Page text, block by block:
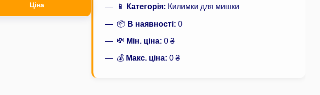
Ціна 📱 Категорія: Килимки для мишки
📦 В наявності: 0
💸 Мін. ціна: 0 ₴
💰 Макс. ціна: 0 ₴